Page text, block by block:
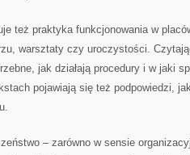
też praktyka funkcjonowania w
warsztaty czy uroczystości.
jak działają procedury i w jaki
pojawiają się też podpowiedzi,
– zarówno w sensie